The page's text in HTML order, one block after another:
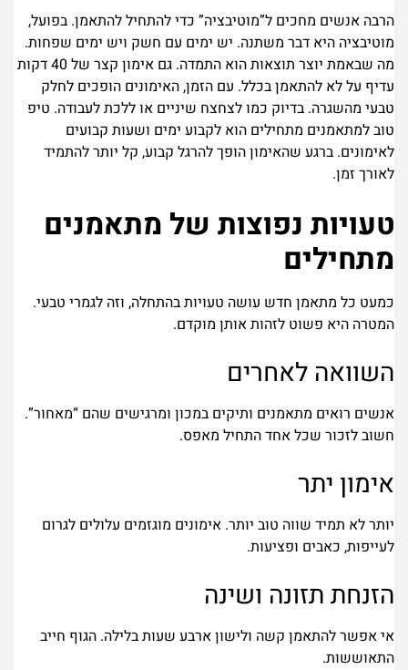
הרבה אנשים מחכים ל”מוטיבציה” כדי להתחיל להתאמן. בפועל,
מוטיבציה היא דבר משתנה. יש ימים עם חשק ויש ימים שפחות.
מה שבאמת יוצר תוצאות הוא התמדה.
גם אימון קצר של 40 דקות
עדיף על לא להתאמן בכלל. עם הזמן, האימונים הופכים לחלק
טבעי מהשגרה. בדיוק כמו לצחצח שיניים או ללכת לעבודה. טיפ
טוב למתאמנים מתחילים הוא לקבוע ימים ושעות קבועים
לאימונים. ברגע שהאימון הופך להרגל קבוע, קל יותר להתמיד
לאורך זמן.
טעויות נפוצות של מתאמנים
מתחילים
כמעט כל מתאמן חדש עושה טעויות בהתחלה, וזה לגמרי טבעי.
המטרה היא פשוט לזהות אותן מוקדם.
השוואה לאחרים
אנשים רואים מתאמנים ותיקים במכון ומרגישים שהם “מאחור”.
חשוב לזכור שכל אחד התחיל מאפס.
אימון יתר
יותר לא תמיד שווה טוב יותר. אימונים מוגזמים עלולים לגרום
לעייפות, כאבים ופציעות.
הזנחת תזונה ושינה
אי אפשר להתאמן קשה ולישון ארבע שעות בלילה. הגוף חייב
התאוששות.